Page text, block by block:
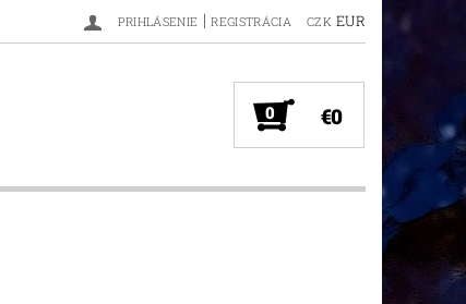
CZK EUR
PRIHLÁSENIE | REGISTRÁCIA
0 €0